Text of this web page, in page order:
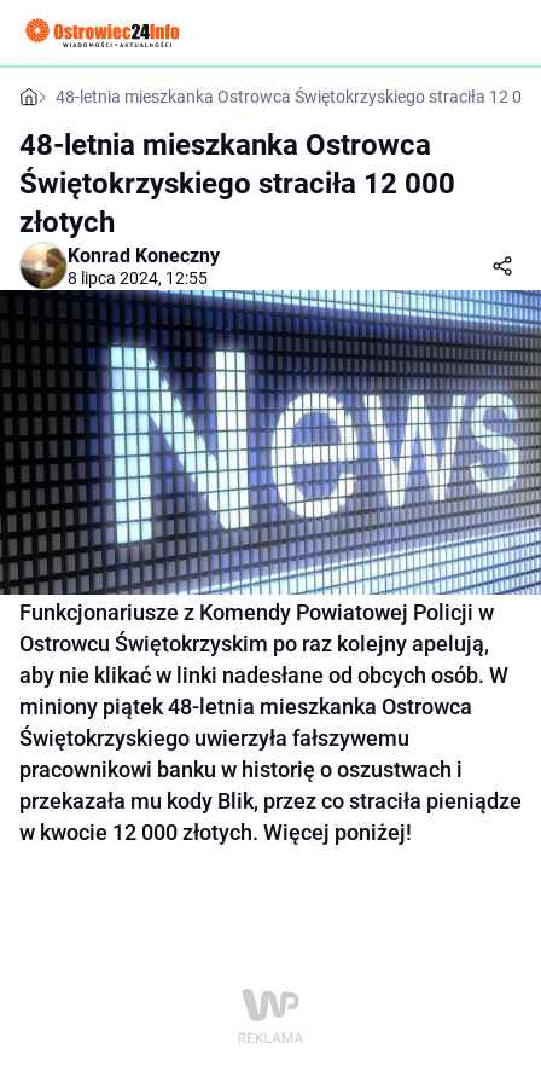
48-letnia mieszkanka Ostrowca Świętokrzyskiego straciła 12
48-letnia mieszkanka Ostrowca
Świętokrzyskiego straciła 12 000
złotych
Konrad Koneczny
8 lipca 2024, 12:55
Funkcjonariusze z Komendy Powiatowej Policji w
Ostrowcu Świętokrzyskim po raz kolejny apelują,
aby nie klikać w linki nadesłane od obcych osób. W
miniony piątek 48-letnia mieszkanka Ostrowca
Świętokrzyskiego uwierzyła fałszywemu
pracownikowi banku w historię o oszustwach i
przekazała mu kody Blik, przez co straciła pieniądze
w kwocie 12 000 złotych. Więcej poniżej!